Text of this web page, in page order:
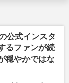
公式インスタ
るファンが続
穏やかではな